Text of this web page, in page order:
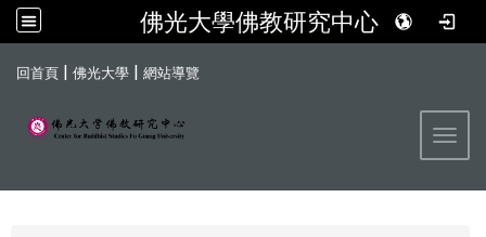
佛光大學佛教研究中心
回首頁 | 佛光大學 | 網站導覽